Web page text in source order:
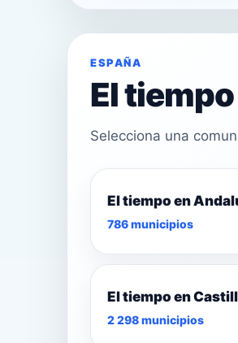
24°
25°
ESPAÑA
El
Selecciona una
El tiempo en
786 municipios
El tiempo en
2 298 municipios